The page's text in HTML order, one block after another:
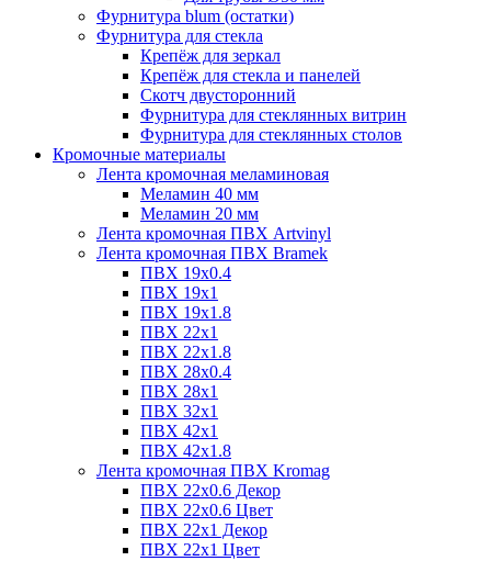
Фурнитура blum (остатки)
Фурнитура для стекла
Крепёж для зеркал
Крепёж для стекла и панелей
Скотч двусторонний
Фурнитура для стеклянных витрин
Фурнитура для стеклянных столов
Кромочные материалы
Лента кромочная меламиновая
Меламин 40 мм
Меламин 20 мм
Лента кромочная ПВХ Artvinyl
Лента кромочная ПВХ Bramek
ПВХ 19x0.4
ПВХ 19х1
ПВХ 19х1.8
ПВХ 22х1
ПВХ 22х1.8
ПВХ 28х0.4
ПВХ 28х1
ПВХ 32x1
ПВХ 42х1
ПВХ 42х1.8
Лента кромочная ПВХ Kromag
ПВХ 22x0.6 Декор
ПВХ 22x0.6 Цвет
ПВХ 22x1 Декор
ПВХ 22x1 Цвет